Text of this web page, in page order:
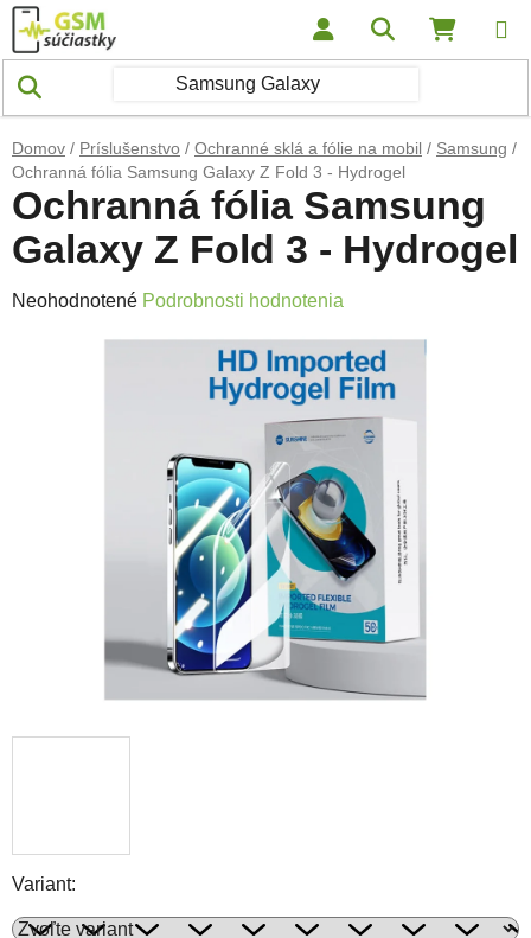
Prejsť na obsah Hľadať
Domov / Príslušenstvo / Ochranné sklá a fólie na mobil / Samsung /
Ochranná fólia Samsung Galaxy Z Fold 3 - Hydrogel
Variant:
Ochranná fólia Samsung
Galaxy Z Fold 3 - Hydrogel
Priemerné hodnotenie produktu je 0,0 z 5 hviezdičiek.
Neohodnotené Podrobnosti hodnotenia